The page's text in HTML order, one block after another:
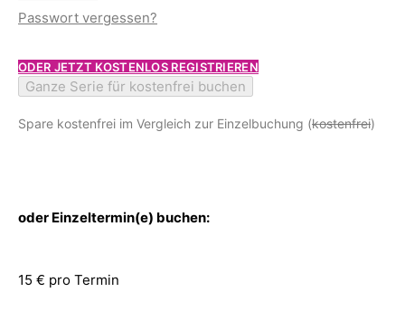
Passwort vergessen?
ODER JETZT KOSTENLOS REGISTRIEREN
Ganze Serie für kostenfrei buchen
Spare kostenfrei im Vergleich zur Einzelbuchung (kostenfrei)
oder Einzeltermin(e) buchen:
15 € pro Termin